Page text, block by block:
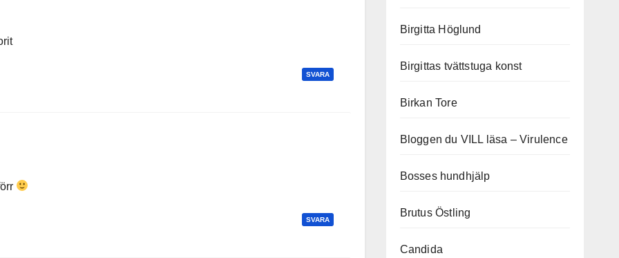
SVARA
SVARA
Birgitta Höglund
Birgittas tvättstuga konst
Birkan Tore
Bloggen du VILL läsa – Virulence
Bosses hundhjälp
Brutus Östling
Candida